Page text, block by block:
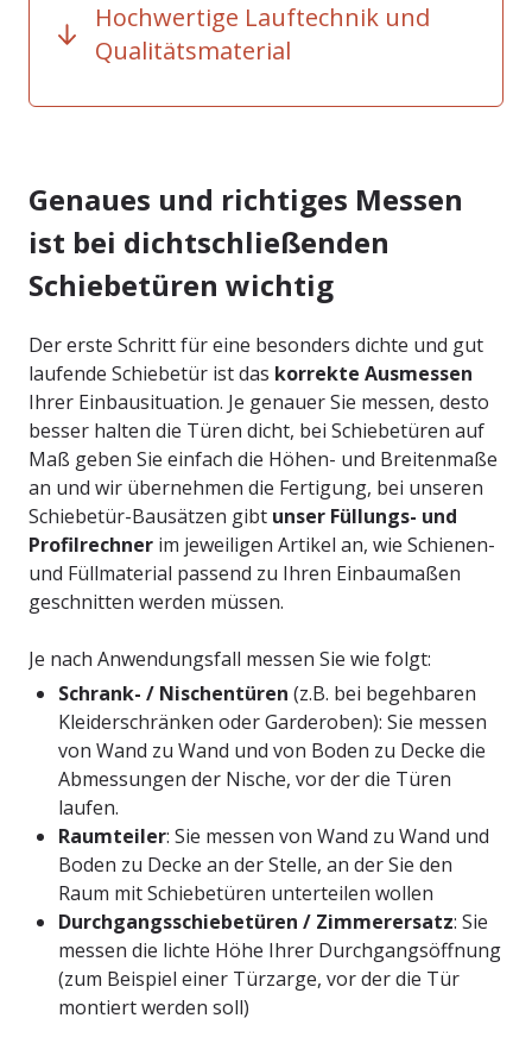
Hochwertige Lauftechnik und
Qualitätsmaterial
Genaues und richtiges Messen
ist bei dichtschließenden
Schiebetüren wichtig
Der erste Schritt für eine besonders dichte und gut
laufende Schiebetür ist das korrekte Ausmessen
Ihrer Einbausituation. Je genauer Sie messen, desto
besser halten die Türen dicht, bei Schiebetüren auf
Maß geben Sie einfach die Höhen- und Breitenmaße
an und wir übernehmen die Fertigung, bei unseren
Schiebetür-Bausätzen gibt unser Füllungs- und
Profilrechner im jeweiligen Artikel an, wie Schienen-
und Füllmaterial passend zu Ihren Einbaumaßen
geschnitten werden müssen.
Je nach Anwendungsfall messen Sie wie folgt:
Schrank- / Nischentüren (z.B. bei begehbaren
Kleiderschränken oder Garderoben): Sie messen
von Wand zu Wand und von Boden zu Decke die
Abmessungen der Nische, vor der die Türen
laufen.
Raumteiler: Sie messen von Wand zu Wand und
Boden zu Decke an der Stelle, an der Sie den
Raum mit Schiebetüren unterteilen wollen
Durchgangsschiebetüren / Zimmerersatz: Sie
messen die lichte Höhe Ihrer Durchgangsöffnung
(zum Beispiel einer Türzarge, vor der die Tür
montiert werden soll)